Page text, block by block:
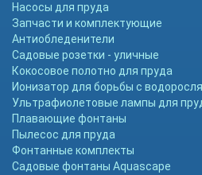
Насосы для пруда
Запчасти и комплектующие
Антиобледенители
Садовые розетки - уличные
Кокосовое полотно для пруда
Ионизатор для борьбы с
Ультрафиолетовые лампы для
Плавающие фонтаны
Пылесос для пруда
Фонтанные комплекты
Садовые фонтаны Aquascape